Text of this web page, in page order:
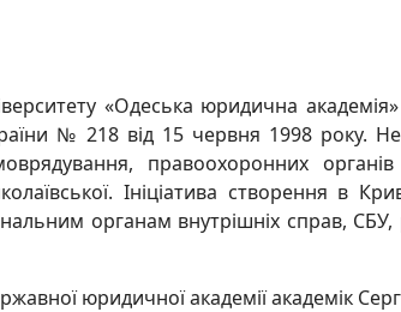
«Одеська юридична
№ 218 від 15 червня 1998 року.
правоохоронних
Ініціатива створення в
органам внутрішніх справ,
юридичної академії академік